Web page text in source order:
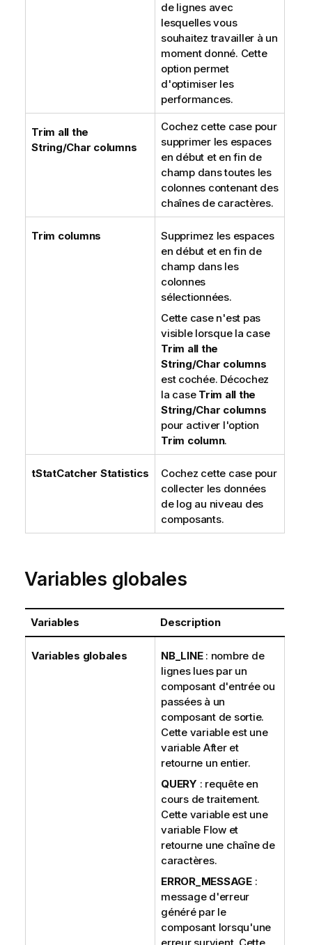
de lignes avec
lesquelles vous
souhaitez travailler à un
moment donné. Cette
option permet
d'optimiser les
performances.
Trim all the
String/Char columns
Cochez cette case pour
supprimer les espaces
en début et en fin de
champ dans toutes les
colonnes contenant des
chaînes de caractères.
Trim columns
Supprimez les espaces
en début et en fin de
champ dans les
colonnes
sélectionnées.
Cette case n'est pas
visible lorsque la case
Trim all the
String/Char columns
est cochée. Décochez
la case Trim all the
String/Char columns
pour activer l'option
Trim column.
tStatCatcher Statistics
Cochez cette case pour
collecter les données
de log au niveau des
composants.
Variables globales
Variables Description
Variables globales NB_LINE: nombre de
lignes lues par un
composant d'entrée ou
passées à un
composant de sortie.
Cette variable est une
variable After et
retourne un entier.
QUERY : requête en
cours de traitement.
Cette variable est une
variable Flow et
retourne une chaîne de
caractères.
ERROR_MESSAGE:
message d'erreur
généré par le
composant lorsqu'une